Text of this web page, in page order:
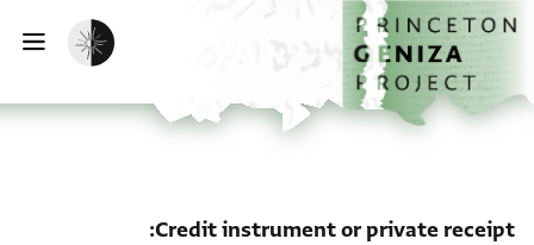
إلى المحتوى الرئيسي
الرئيسية
تفعيل الوضع المظلم
Credit instrument or private receipt